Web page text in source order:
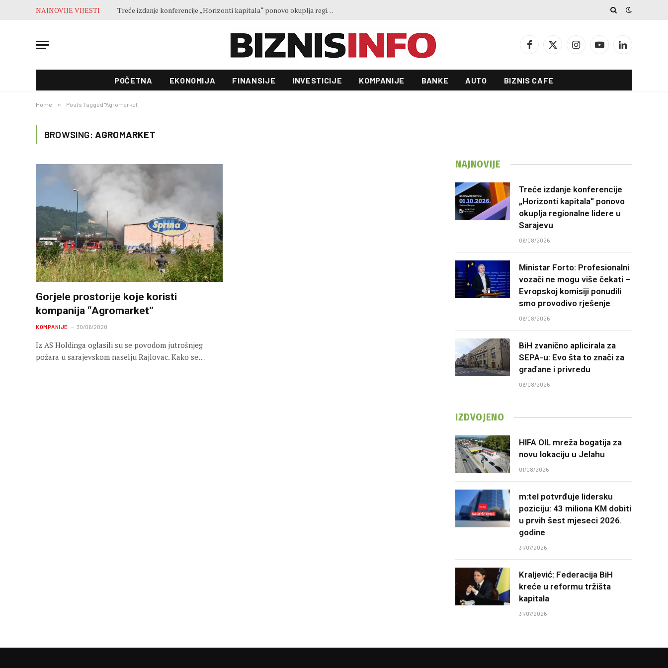
NAJNOVIJE VIJESTI Treće izdanje konferencije „Horizonti kapitala“ ponovo okuplja regionalne lidere u Sarajevu
Facebook
X
InstagramYouTubeLinkedIn
POČETNA EKONOMIJA FINANSIJE INVESTICIJE KOMPANIJE BANKE AUTO BIZNIS CAFE
Home » Posts Tagged "Agromarket"
BROWSING: AGROMARKET
Gorjele prostorije koje koristi
kompanija “Agromarket”
KOMPANIJE 30/06/2020
Iz AS Holdinga oglasili su se povodom jutrošnjeg
požara u sarajevskom naselju Rajlovac. Kako se…
NAJNOVIJE
Treće izdanje konferencije
„Horizonti kapitala“ ponovo
okuplja regionalne lidere u
Sarajevu
06/08/2026
Ministar Forto: Profesionalni
vozači ne mogu više čekati –
Evropskoj komisiji ponudili
smo provodivo rješenje
06/08/2026
BiH zvanično aplicirala za
SEPA-u: Evo šta to znači za
građane i privredu
06/08/2026
IZDVOJENO
HIFA OIL mreža bogatija za
novu lokaciju u Jelahu
01/08/2026
m:tel potvrđuje lidersku
poziciju: 43 miliona KM dobiti
u prvih šest mjeseci 2026.
godine
31/07/2026
Kraljević: Federacija BiH
kreće u reformu tržišta
kapitala
31/07/2026